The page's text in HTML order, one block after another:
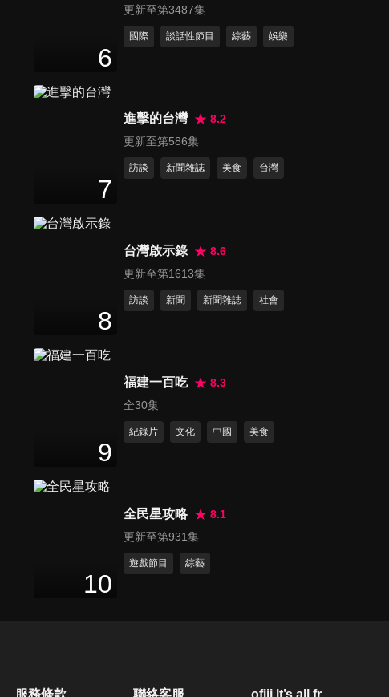
第76集 最聰明的模特兒1
第77集 最聰明的模特兒2
47
第79集 最聰明的模特兒4
分鐘
48分鐘
第82集 最聰明的旅遊達人2
48
6
更新至第3487集
國際 談話性節目 綜藝 娛樂
7
進擊的台灣
8.2
更新至第586集
訪談 新聞雜誌 美食 台灣
8
台灣啟示錄
8.6
更新至第1613集
訪談 新聞 新聞雜誌 社會
9
福建一百吃
8.3
全30集
紀錄片 文化 中國 美食
10
全民星攻略
8.1
更新至第931集
遊戲節目 綜藝
服務條款 聯絡客服